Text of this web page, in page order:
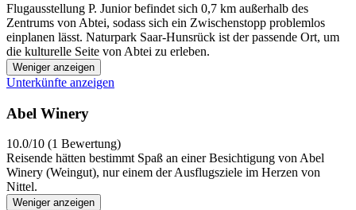
Flugausstellung P. Junior befindet sich 0,7 km außerhalb des
Zentrums von Abtei, sodass sich ein Zwischenstopp problemlos
einplanen lässt. Naturpark Saar-Hunsrück ist der passende Ort, um
die kulturelle Seite von Abtei zu erleben.
Weniger anzeigen
Unterkünfte anzeigen
Abel Winery
10.0/10 (1 Bewertung)
Reisende hätten bestimmt Spaß an einer Besichtigung von Abel
Winery (Weingut), nur einem der Ausflugsziele im Herzen von
Nittel.
Weniger anzeigen